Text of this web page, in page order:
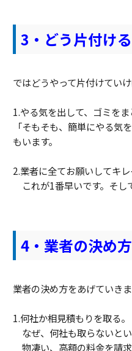
3 ・どう片付け
ではどうやって片付けてい
1.やる気を出して、ゴミをま
「そもそも、簡単にやる気
もいます。
2.業者に全てお願いしてキレ
これが1番早いです。そし
4・業者の決め方
業者の決め方をあげていきま
1.何社か相見積もりを取る。
なぜ、何社も取らないと
物凄い、高額の料金を請